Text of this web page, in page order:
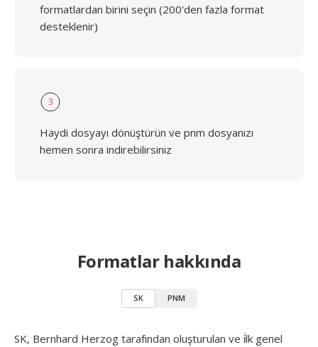
formatlardan birini seçin (200'den fazla format
desteklenir)
3
Haydi dosyayı dönüştürün ve pnm dosyanızı
hemen sonra indirebilirsiniz
Formatlar hakkında
SK PNM
SK, Bernhard Herzog tarafından oluşturulan ve i̇lk genel